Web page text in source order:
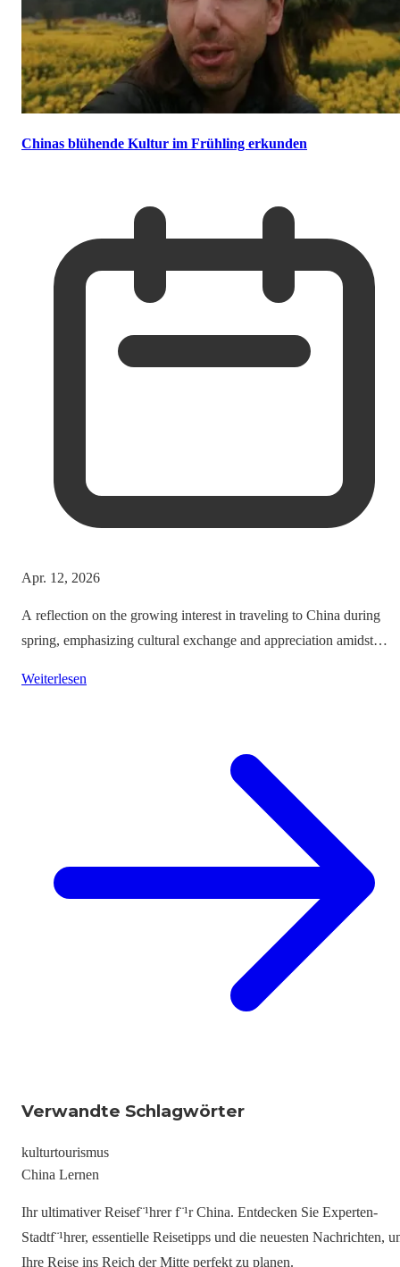
Chinas blühende Kultur im Frühling erkunden
Apr. 12, 2026
A reflection on the growing interest in traveling to China during
spring, emphasizing cultural exchange and appreciation amidst
Weiterlesen
Verwandte Schlagwörter
kulturtourismus
China Lernen
Ihr ultimativer Reisef¨¹hrer f¨¹r China. Entdecken Sie Experten-
Stadtf¨¹hrer, essentielle Reisetipps und die neuesten Nachrichten,
Ihre Reise ins Reich der Mitte perfekt zu planen.